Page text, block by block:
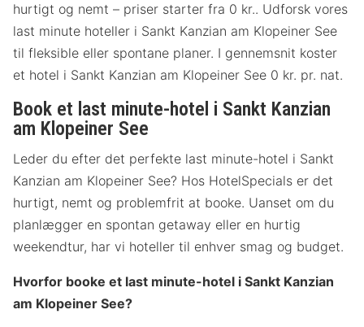
hurtigt og nemt – priser starter fra 0 kr.. Udforsk vores
last minute hoteller i Sankt Kanzian am Klopeiner See
til fleksible eller spontane planer. I gennemsnit koster
et hotel i Sankt Kanzian am Klopeiner See 0 kr. pr. nat.
Book et last minute-hotel i Sankt Kanzian
am Klopeiner See
Leder du efter det perfekte last minute-hotel i Sankt
Kanzian am Klopeiner See? Hos HotelSpecials er det
hurtigt, nemt og problemfrit at booke. Uanset om du
planlægger en spontan getaway eller en hurtig
weekendtur, har vi hoteller til enhver smag og budget.
Hvorfor booke et last minute-hotel i Sankt Kanzian
am Klopeiner See?